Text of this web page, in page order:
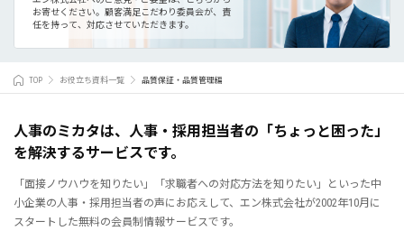
お寄せください。 顧客満足こだわり委員会が、責
任を持って、対応させていただきます。
TOP お役立ち資料一覧 品質保証・品質管理編
人事のミカタは、人事・採用担当者の「ちょっと困った」
を解決するサービスです。
「面接ノウハウを知りたい」「求職者への対応方法を知りたい」といった中
小企業の人事・採用担当者の声にお応えして、エン株式会社が2002年10月に
スタートした無料の会員制情報サービスです。